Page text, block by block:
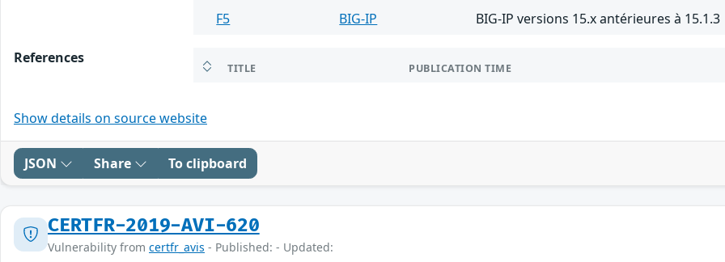
F5
BIG-IP BIG-IP versions 15.x antérieures à 15.1.3
References
TITLE PUBLICATION TIME
Show details on source website
JSON Share To clipboard
CERTFR-2019-AVI-620
Vulnerability from certfr_avis - Published: - Updated: